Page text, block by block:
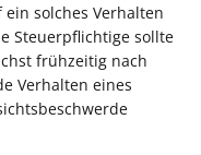
solches Verhalten
Steuerpflichtige sollte
frühzeitig nach
Verhalten eines